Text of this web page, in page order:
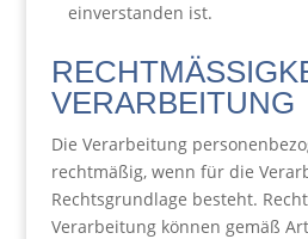
einverstanden ist.
ERARBEITUNG
Die Verarbeitung
rechtmäßig, wenn für die
Rechtsgrundlage besteht.
Verarbeitung können gemäß